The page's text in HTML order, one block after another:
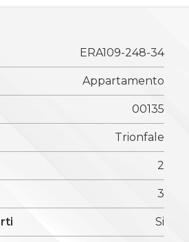
ERA109-248-34
Appartamento
00135
Trionfale
2
3
Si